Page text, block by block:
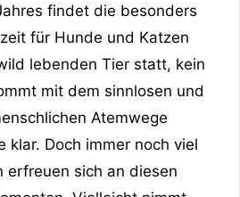
findet die besonders
für Hunde und Katzen
lebenden Tier statt, kein
mit dem sinnlosen und
Atemwege
klar. Doch immer noch viel
erfreuen sich an diesen